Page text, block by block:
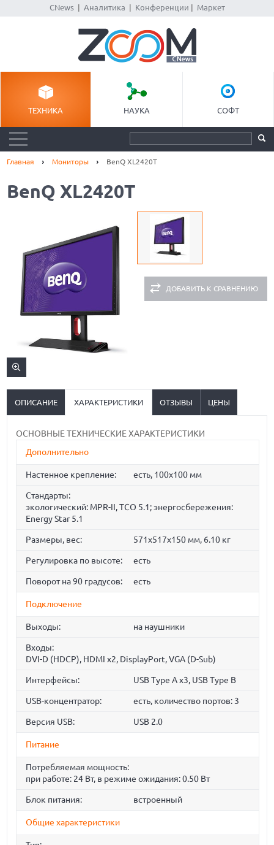
CNews| Аналитика Конференции Маркет
ТЕХНИКА НАУКА СОФТ
Главная Мониторы BenQ XL2420T
BenQ XL2420T
ДОБАВИТЬ К СРАВНЕНИЮ
ОПИСАНИЕ ХАРАКТЕРИСТИКИ ОТЗЫВЫ ЦЕНЫ
ОСНОВНЫЕ ТЕХНИЧЕСКИЕ ХАРАКТЕРИСТИКИ
Дополнительно
Настенное крепление: есть, 100x100 мм
Стандарты:
экологический: MPR-II, TCO 5.1; энергосбережения:
Energy Star 5.1
Размеры, вес: 571x517x150 мм, 6.10 кг
Регулировка по высоте: есть
Поворот на 90 градусов: есть
Подключение
Выходы: на наушники
Входы:
DVI-D (HDCP), HDMI x2, DisplayPort, VGA (D-Sub)
Интерфейсы: USB Type A x3, USB Type B
USB-концентратор: есть, количество портов: 3
Версия USB: USB 2.0
Питание
Потребляемая мощность:
при работе: 24 Вт, в режиме ожидания: 0.50 Вт
Блок питания: встроенный
Общие характеристики